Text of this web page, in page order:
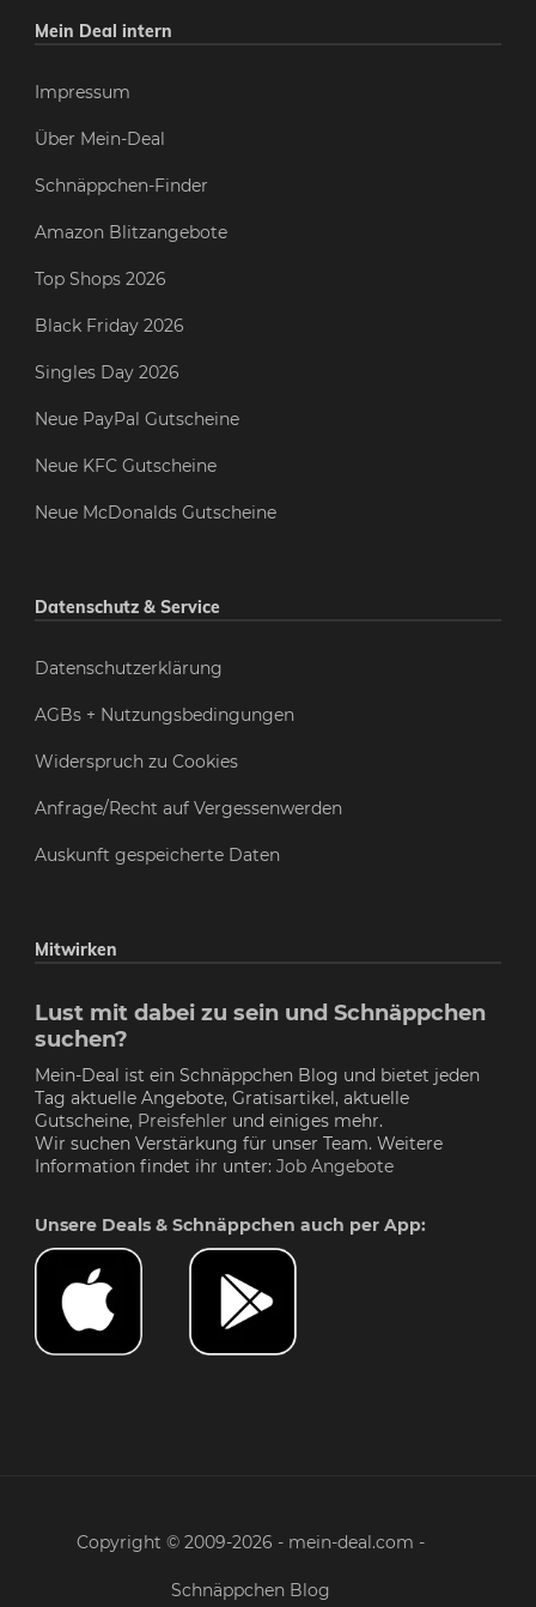
Mein Deal intern
Impressum
Über Mein-Deal
Schnäppchen-Finder
Amazon Blitzangebote
Top Shops 2026
Black Friday 2026
Singles Day 2026
Neue PayPal Gutscheine
Neue KFC Gutscheine
Neue McDonalds Gutscheine
Datenschutz & Service
Datenschutzerklärung
AGBs + Nutzungsbedingungen
Widerspruch zu Cookies
Anfrage/Recht auf Vergessenwerden
Auskunft gespeicherte Daten
Mitwirken
Lust mit dabei zu sein und Schnäppchen
suchen?
Mein-Deal ist ein Schnäppchen Blog und bietet jeden
Tag aktuelle Angebote, Gratisartikel, aktuelle
Gutscheine, Preisfehler und einiges mehr.
Wir suchen Verstärkung für unser Team. Weitere
Information findet ihr unter: Job Angebote
Unsere Deals & Schnäppchen auch per App:
Copyright © 2009-2026 - mein-deal.com -
Schnäppchen Blog